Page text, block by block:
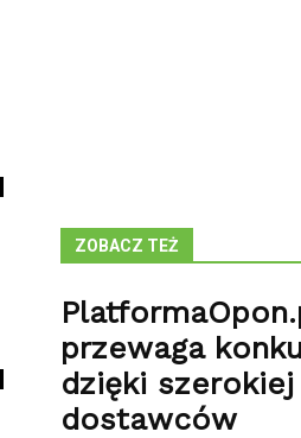
ZOBACZ TEŻ
przewaga
dzięki
dostawców